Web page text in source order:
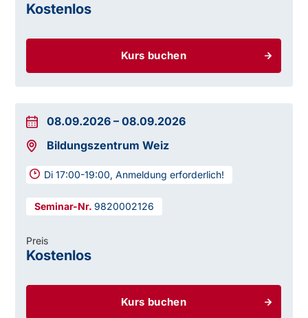
Kurs buchen
Kostenlos
08.09.2026 –08.09.2026
Bildungszentrum Weiz
Di 17:00-19:00, Anmeldung erforderlich!
9820002126
Kurs buchen
Preis
Kostenlos